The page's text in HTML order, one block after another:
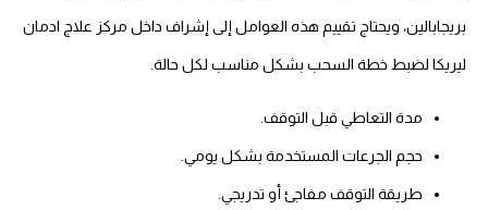
بريجابالين، ويحتاج تقييم هذه العوامل إلى إشراف داخل مركز علاج ادمان
ليريكا لضبط خطة السحب بشكل مناسب لكل حالة.
مدة التعاطي قبل التوقف.
حجم الجرعات المستخدمة بشكل يومي.
طريقة التوقف مفاجئ أو تدريجي.